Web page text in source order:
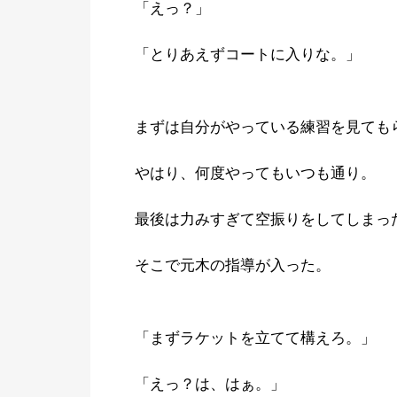
「えっ？」
「とりあえずコートに入りな。」
まずは自分がやっている練習を見ても
やはり、何度やってもいつも通り。
最後は力みすぎて空振りをしてしまっ
そこで元木の指導が入った。
「まずラケットを立てて構えろ。」
「えっ？は、はぁ。」